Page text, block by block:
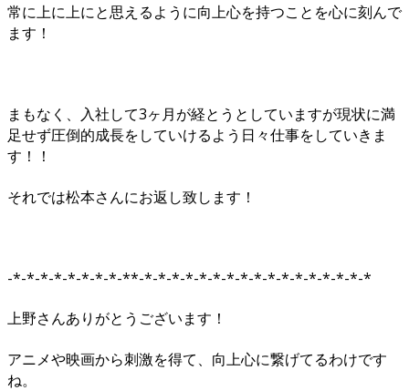
常に上に上にと思えるように向上心を持つことを心に刻んで
ます！
まもなく、入社して3ヶ月が経とうとしていますが現状に満
足せず圧倒的成長をしていけるよう日々仕事をしていきま
す！！
それでは松本さんにお返し致します！
-*-*-*-*-*-*-*-*-**-*-*-*-*-*-*-*-*-*-*-*-*-*-*-*-*-*
上野さんありがとうございます！
アニメや映画から刺激を得て、向上心に繋げてるわけです
ね。